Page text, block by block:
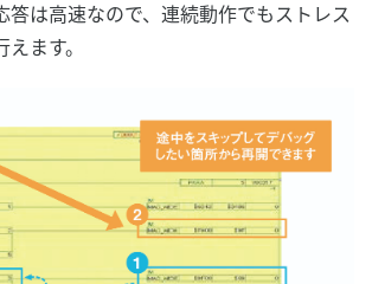
答は高速なので、連続動作でもストレス
ます。